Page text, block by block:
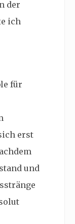
der
ich
für
erst
und